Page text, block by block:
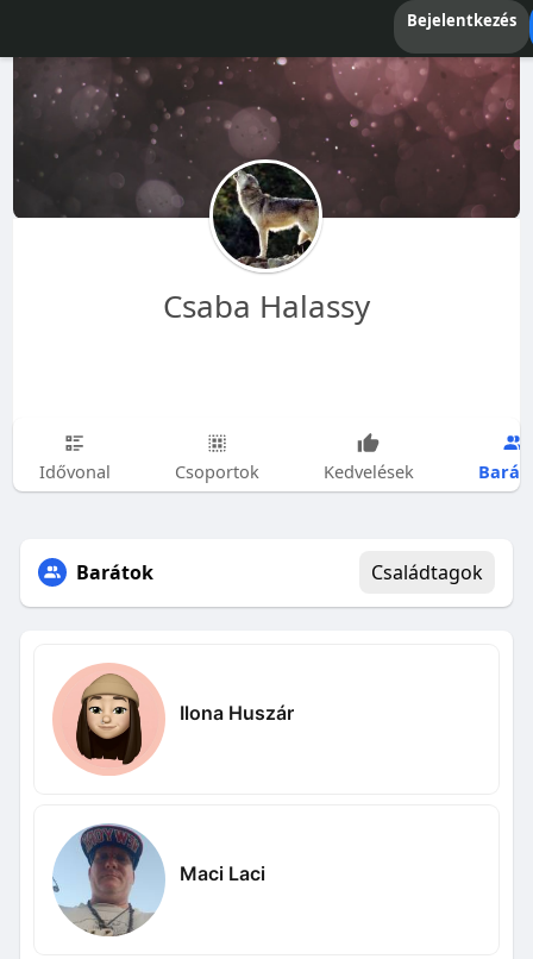
Bejelentkezés
Csaba Halassy
Idővonal Csoportok Kedvelések
Barátok Családtagok
Ilona Huszár
Maci Laci